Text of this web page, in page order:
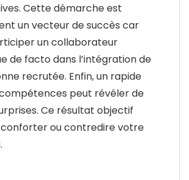
Cette démarche est
un vecteur de succès car
un collaborateur
de facto dans l’intégration de
recrutée. Enfin, un rapide
peut révéler de
Ce résultat objectif
ou contredire votre